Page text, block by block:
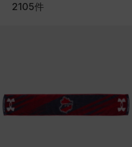
2105件